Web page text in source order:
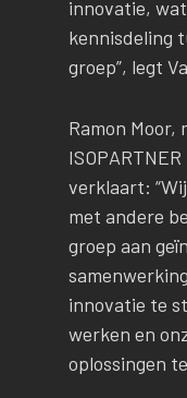
innovatie,
kennisdeling
groep”, legt
Ramon Moor,
verklaart:
met andere
groep aan
innovatie te
werken en
oplossingen